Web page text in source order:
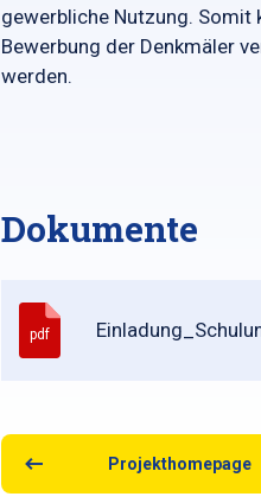
gewerbliche Nutzung. Somit
Bewerbung der Denkmäler
werden.
Dokumente
pdf
Projekthomepage